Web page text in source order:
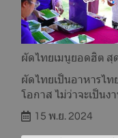
ผัดไทยเมนูยอดฮิต สุ
ผัดไทยเป็นอาหารไ
โอกาส ไม่ว่าจะเป็นง
15 พ.ย. 2024